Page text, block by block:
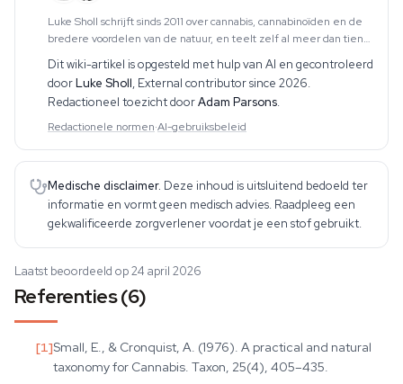
Luke Sholl schrijft sinds 2011 over cannabis, cannabinoïden en de
bredere voordelen van de natuur, en teelt zelf al meer dan tien
die de volledige cyclus
Dit wiki-artikel is opgesteld met hulp van AI en gecontroleerd
doorLuke Sholl, External contributor since 2026.
Redactioneel toezicht doorAdam Parsons.
Redactionele normen·AI-gebruiksbeleid
Medische disclaimer. Deze inhoud is uitsluitend bedoeld ter
informatie en vormt geen medisch advies. Raadpleeg een
gekwalificeerde zorgverlener voordat je een stof gebruikt.
Laatst beoordeeld op 24 april 2026
Referenties (6)
[1]Small, E., & Cronquist, A. (1976). A practical and natural
taxonomy for Cannabis. Taxon, 25(4), 405–435.